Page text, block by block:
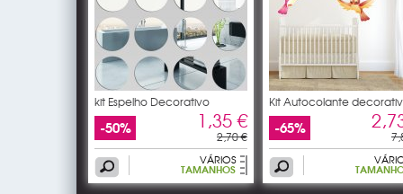
kit Espelho Decorativo
-50% 1,35 €
2,70 €
VÁRIOS
TAMANHOS
Kit Autocolante
-65%